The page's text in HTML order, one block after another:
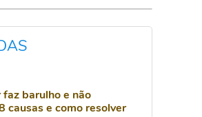
barulho e não
causas e como resolver